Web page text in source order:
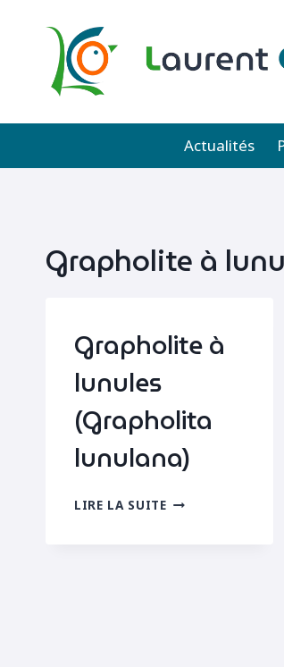
Actualités
Grapholite à
Grapholite à
lunules
(Grapholita
lunulana)
LIRE LA SUITEGRAPHOLITE